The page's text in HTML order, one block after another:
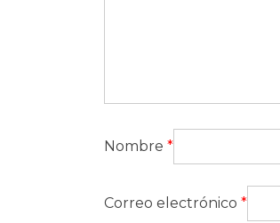
Nombre *
Correo electrónico *